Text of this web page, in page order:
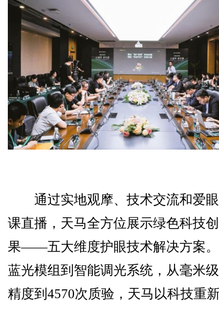
通过实地观摩、技术交流和爱
课直播，天马全方位展示绿色科技
果——五大维度护眼技术解决方案
蓝光模组到智能调光系统，从毫米
精度到4570次质验，天马以科技重